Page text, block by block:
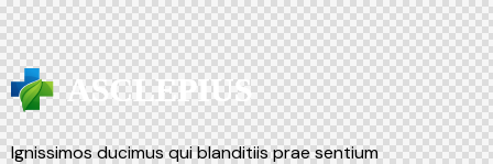
Ignissimos ducimus qui blanditiis prae sentium